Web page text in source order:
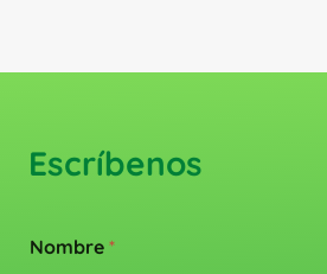
Escríbenos
Nombre *